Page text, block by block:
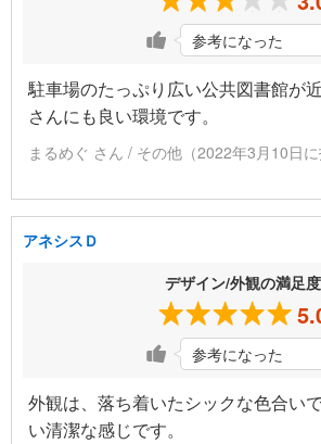
参考になった
駐車場のたっぷり広い公共図書館が
さんにも良い環境です。
まるめぐ さん / その他（2022年3月10日に
アネシスＤ
デザイン/外観の満足度
参考になった
外観は、落ち着いたシックな色合い
い清潔な感じです。